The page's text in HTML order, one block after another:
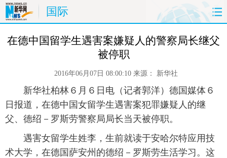
国际
首页 时政 国际 财经
时尚 思客 地方 法治
港澳 台湾 华人
科技 能源 房产 公司
在德中国留学生遇害案嫌疑人的警察局长继父
被停职
2016年06月07日 08:00:10 来源： 新华社
新华社柏林６月６日电（记者郭洋）德国媒体６
日报道，在德中国女留学生遇害案犯罪嫌疑人的继
父、德绍－罗斯劳警察局局长当天被停职。
遇害女留学生姓李，生前就读于安哈尔特应用技
术大学，在德国萨安州的德绍－罗斯劳生活学习。这